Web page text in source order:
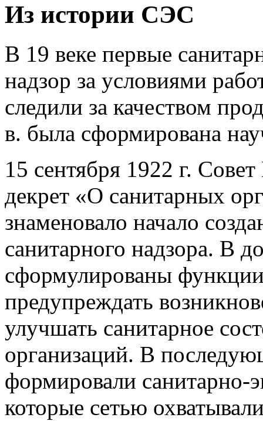
Из истории СЭС
В 19 веке первые
надзор за условиями
следили за качеством
в. была сформирована
15 сентября 1922 г.
декрет «О санитарных
знаменовало начало
санитарного надзора. В
сформулированы
предупреждать
улучшать санитарное
организаций. В
формировали санитарно-
которые сетью